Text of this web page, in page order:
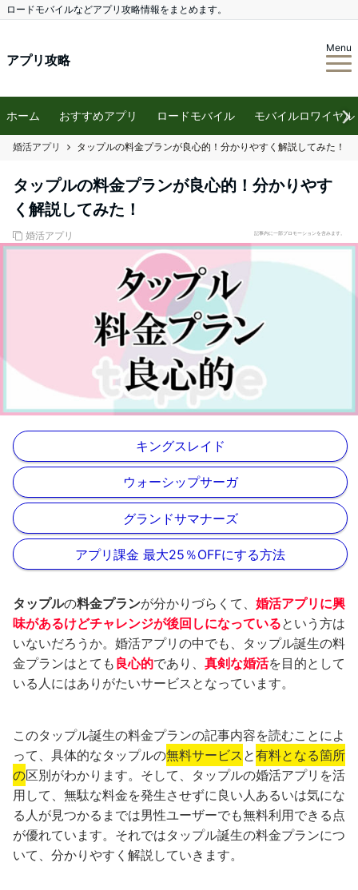
ロードモバイルなどアプリ攻略情報をまとめます。
アプリ攻略
Menu
ホーム おすすめアプリ ロードモバイル モバイルロワイヤル
婚活アプリ タップルの料金プランが良心的！分かりやすく解説してみた！
タップルの料金プランが良心的！分かりやす
く解説してみた！
婚活アプリ 記事内に一部プロモーションを含みます。
キングスレイド
ウォーシップサーガ
グランドサマナーズ
アプリ課金 最大25％OFFにする方法
タップルの料金プランが分かりづらくて、 婚活アプリに興
味があるけどチャレンジが後回しになっているという方は
いないだろうか。婚活アプリの中でも、タップル誕生の料
金プランはとても 良心的であり、 真剣な婚活を目的として
いる人にはありがたいサービスとなっています。
このタップル誕生の料金プランの記事内容を読むことによ
って、具体的なタップルの無料サービス と有料となる箇所
の区別がわかります。そして、タップルの婚活アプリを活
用して、無駄な料金を発生させずに良い人あるいは気にな
る人が見つかるまでは男性ユーザーでも無料利用できる点
が優れています。それではタップル誕生の料金プランにつ
いて、分かりやすく解説していきます。